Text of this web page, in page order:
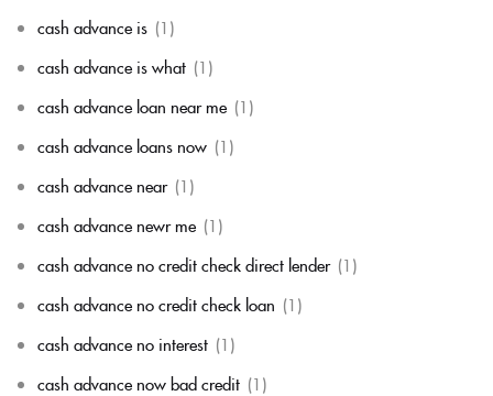
cash advance is (1)
cash advance is what (1)
cash advance loan near me (1)
cash advance loans now (1)
cash advance near (1)
cash advance newr me (1)
cash advance no credit check direct lender (1)
cash advance no credit check loan (1)
cash advance no interest (1)
cash advance now bad credit (1)